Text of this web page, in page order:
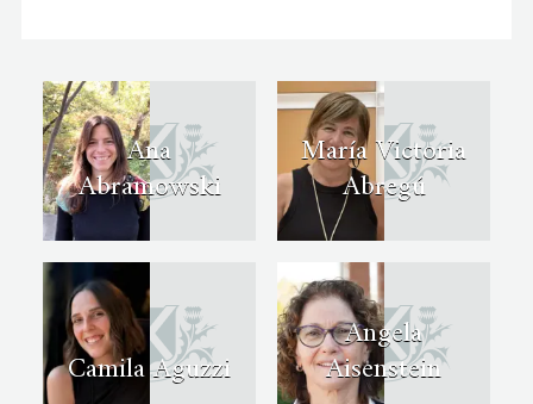
Ana
Abramowski
María Victoria
Abregú
Camila Aguzzi
Angela
Aisenstein